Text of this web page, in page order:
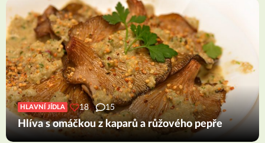
HLAVNÍ JÍDLA 18 15
Hlíva s omáčkou z kaparů a růžového pepře